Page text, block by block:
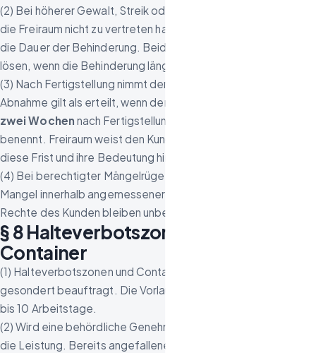
(2) Bei höherer Gewalt, Streik oder behördlichen Maßnahmen,
die Freiraum nicht zu vertreten hat, verlängern sich Fristen um
die Dauer der Behinderung. Beide Seiten können den Vertrag
lösen, wenn die Behinderung länger als vier Wochen andauert.
(3) Nach Fertigstellung nimmt der Kunde die Leistung ab. Die
Abnahme gilt als erteilt, wenn der Kunde nicht innerhalb von
zwei Wochen nach Fertigstellung in Textform Mängel
benennt. Freiraum weist den Kunden bei Fertigstellung auf
diese Frist und ihre Bedeutung hin.
(4) Bei berechtigter Mängelrüge beseitigt Freiraum den
Mangel innerhalb angemessener Frist. Die gesetzlichen
Rechte des Kunden bleiben unberührt.
§ 8 Halteverbotszonen und
Container
(1) Halteverbotszonen und Container werden auf Wunsch
gesondert beauftragt. Die Vorlaufzeit beträgt in der Regel 7
bis 10 Arbeitstage.
(2) Wird eine behördliche Genehmigung nicht erteilt, entfällt
die Leistung. Bereits angefallene Auslagen (insbesondere